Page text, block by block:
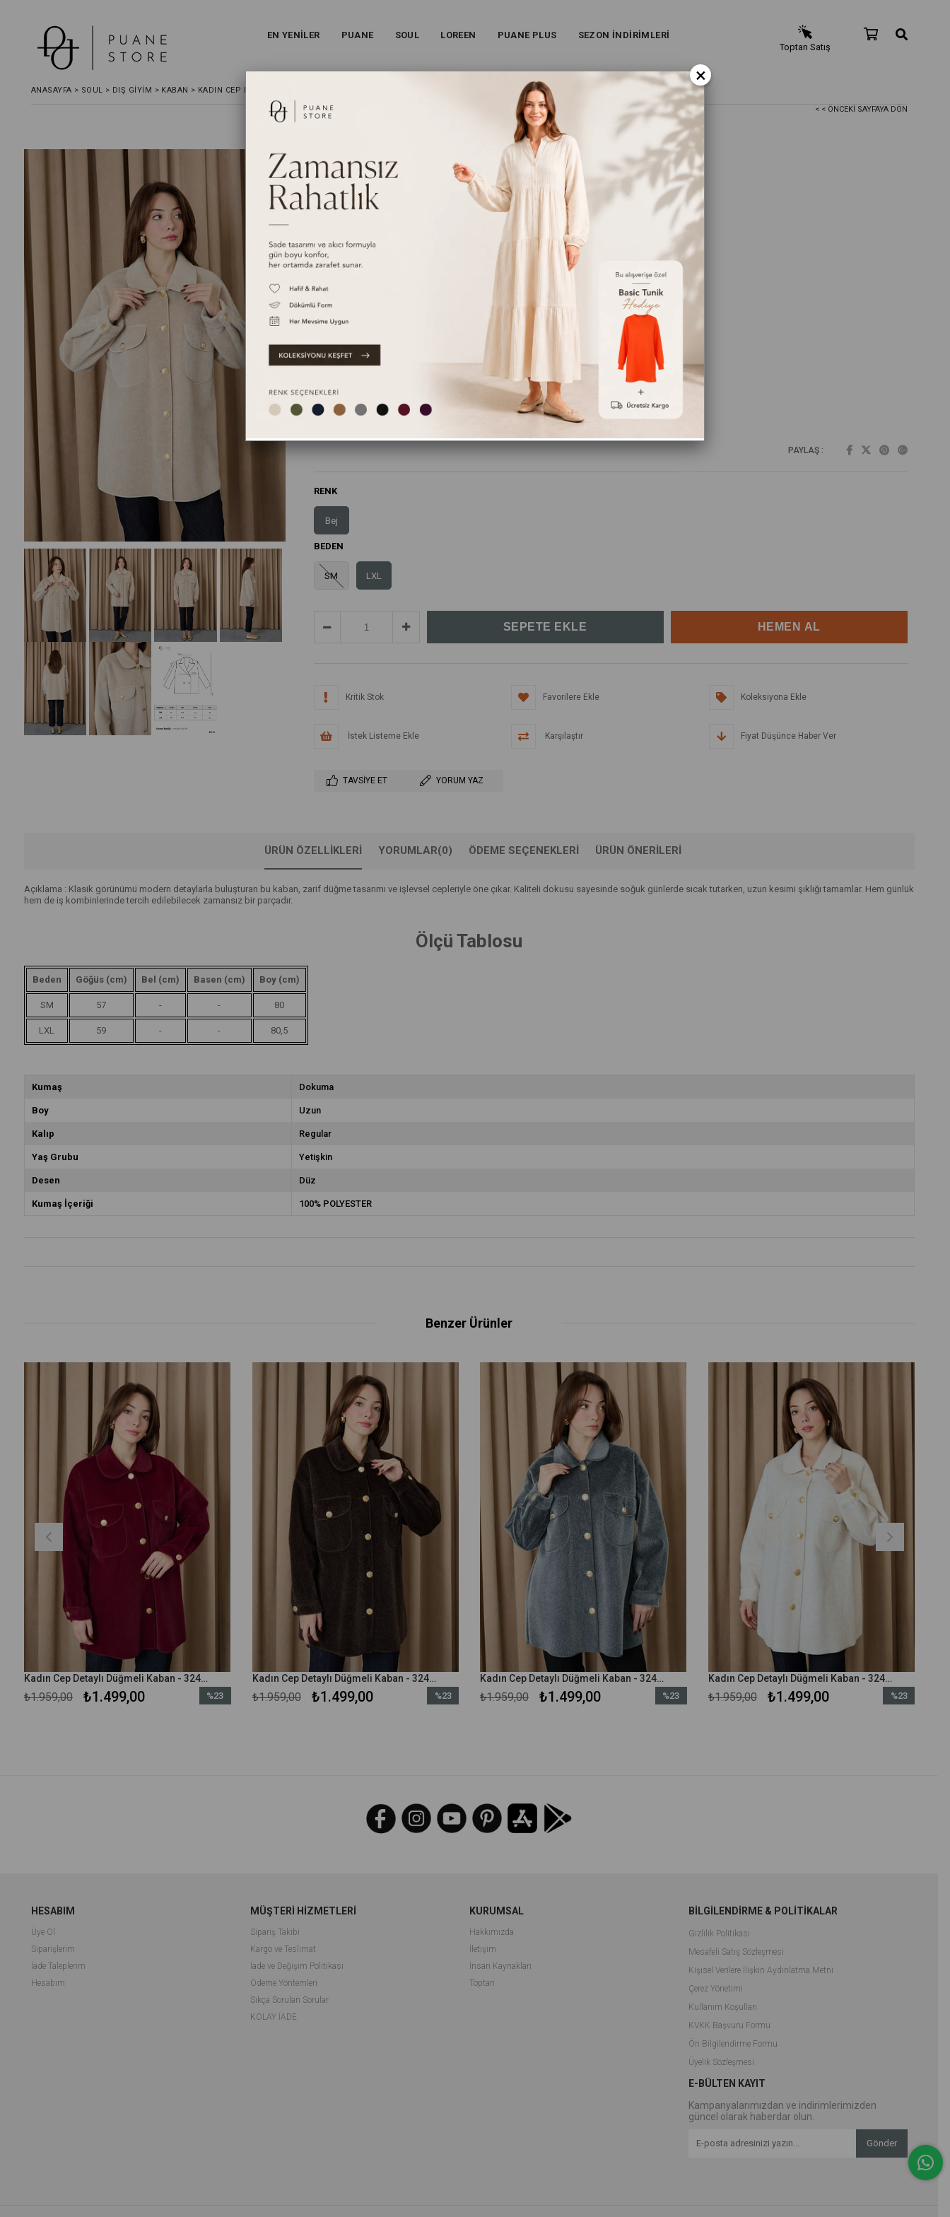
Toptan Satış
EN YENİLER PUANE SOUL LOREEN PUANE PLUS SEZON İNDİRİMLERİ
ANASAYFA > SOUL > DIŞ GİYİM > KABAN > KADIN CEP DETAYLI DÜĞMELI KABAN - 32412KBN - BEJ
< < ÖNCEKI SAYFAYA DÖN
Kadın Cep Detaylı Düğmeli Kaban - 32412KBN - Bej
₺1.959,00
₺1.499,00
Bu ürünün yanında bunları da tavsiye ediyoruz.
PAYLAŞ :
RENK
Bej
BEDEN
SM LXL
Kritik Stok Favorilere Ekle Koleksiyona Ekle
İstek Listeme Ekle Karşılaştır Fiyat Düşünce Haber Ver
TAVSIYE ET YORUM YAZ
ÜRÜN ÖZELLIKLERI YORUMLAR(0) ÖDEME SEÇENEKLERI ÜRÜN ÖNERILERI
Açıklama : Klasik görünümü modern detaylarla buluşturan bu kaban, zarif düğme tasarımı ve işlevsel cepleriyle öne çıkar. Kaliteli dokusu sayesinde soğuk günlerde sıcak tutarken, uzun kesimi şıklığı tamamlar. Hem günlük
hem de iş kombinlerinde tercih edilebilecek zamansız bir parçadır.
Ölçü Tablosu
Beden Göğüs (cm) Bel (cm) Basen (cm) Boy (cm)
SM 57 - - 80
LXL 59 - - 80,5
Kumaş Dokuma
Boy Uzun
Kalıp Regular
Yaş Grubu Yetişkin
Desen Düz
Kumaş İçeriği 100% POLYESTER
Benzer Ürünler
Kadın Cep Detaylı Düğmeli Kaban - 32412KBN - Bordo
₺1.499,00
₺1.959,00
%23
Kadın Cep Detaylı Düğmeli Kaban - 32412KBN - Kahverengi
₺1.499,00
₺1.959,00
%23
Kadın Cep Detaylı Düğmeli Kaban - 32412KBN - Antrasit
₺1.499,00
₺1.959,00
%23
Kadın Cep Detaylı Düğmeli Kaban - 32412KBN - Ekru
₺1.499,00
₺1.959,00
%23
HESABIM
Üye Ol
Siparişlerim
İade Taleplerim
Hesabım
MÜŞTERİ HİZMETLERİ
Sipariş Takibi
Kargo ve Teslimat
İade ve Değişim Politikası
Ödeme Yöntemleri
Sıkça Sorulan Sorular
KOLAY İADE
KURUMSAL
Hakkımızda
İletişim
İnsan Kaynakları
Toptan
BİLGİLENDİRME & POLİTİKALAR
Gizlilik Politikası
Mesafeli Satış Sözleşmesi
Kişisel Verilere İlişkin Aydınlatma Metni
Çerez Yönetimi
Kullanım Koşulları
KVKK Başvuru Formu
Ön Bilgilendirme Formu
Üyelik Sözleşmesi
E-BÜLTEN KAYIT
Kampanyalarımızdan ve indirimlerimizden
güncel olarak haberdar olun.
Gönder
×